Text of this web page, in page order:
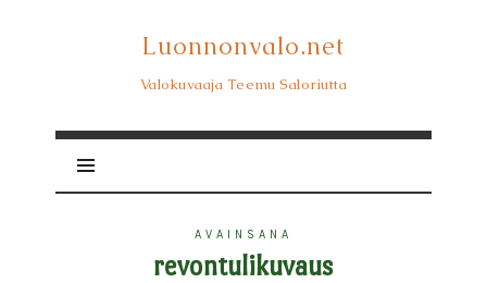
Luonnonvalo.net
Luonnonvalo.net
Valokuvaaja Teemu Saloriutta
AVAINSANA
revontulikuvaus